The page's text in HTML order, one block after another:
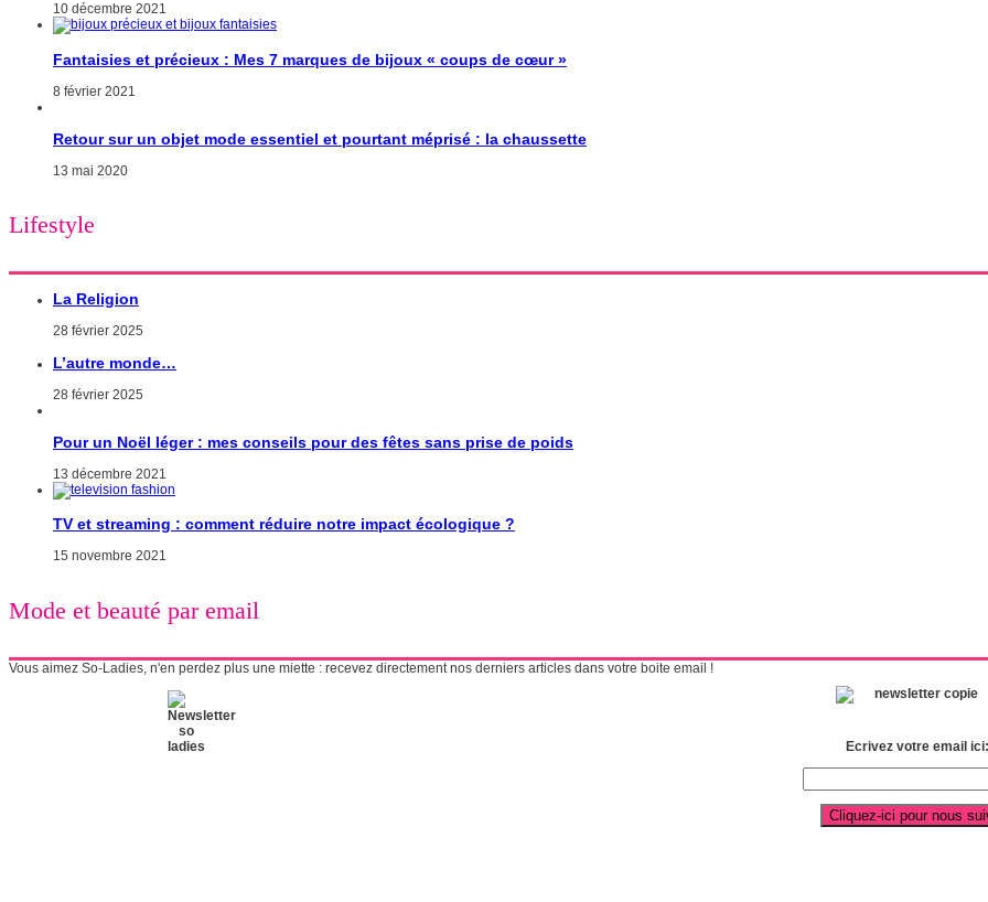
10 décembre 2021
Fantaisies et précieux : Mes 7 marques de bijoux « coups de cœur »
8 février 2021
Retour sur un objet mode essentiel et pourtant méprisé : la chaussette
13 mai 2020
Lifestyle
La Religion
28 février 2025
L’autre monde…
28 février 2025
Pour un Noël léger : mes conseils pour des fêtes sans prise de poids
13 décembre 2021
TV et streaming : comment réduire notre impact écologique ?
15 novembre 2021
Mode et beauté par email
Vous aimez So-Ladies, n'en perdez plus une miette : recevez directement nos derniers articles dans votre boite email !
Ecrivez votre email ici: